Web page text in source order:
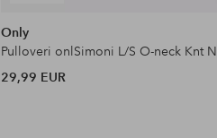
Only
Pulloveri onlSimoni L/S O-neck Knt N
29,99 EUR